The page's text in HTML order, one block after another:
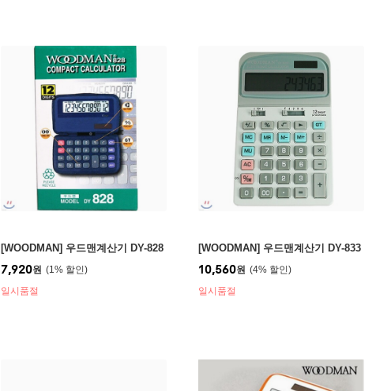
[WOODMAN] 우드맨계산기 DY-828
1%
7,920원
일시품절
[WOODMAN] 우드맨계산기 DY-833
4%
10,560원
일시품절